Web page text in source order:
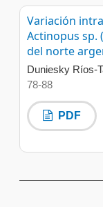
Variación
Actinopus sp.
del norte
Duniesky Ríos-
78-88
PDF